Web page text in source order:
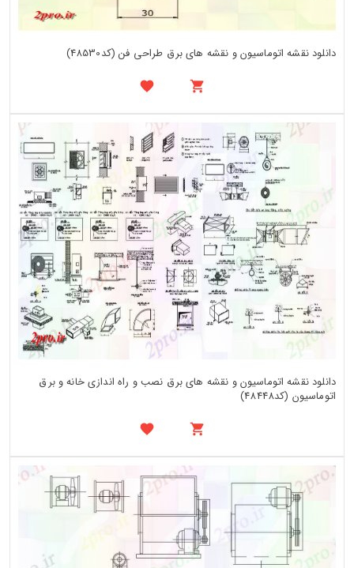
دانلود نقشه اتوماسیون و نقشه های برق طراحی فن (کد48530)
دانلود نقشه اتوماسیون و نقشه های برق نصب و راه اندازی خانه و برق
اتوماسیون (کد48448)